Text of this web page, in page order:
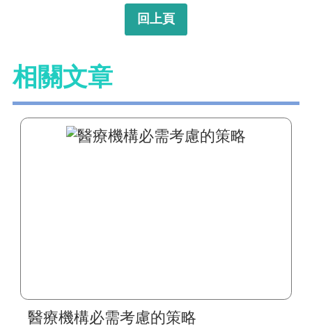
回上頁
相關文章
醫療機構必需考慮的策略